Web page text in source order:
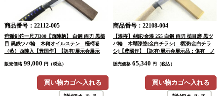
商品番号：22112-005
狩猟剣鉈一尺刀300【西陣柄】 白鋼 両刃 黒槌
目 黒鉄ツバ輪 木鞘オイルステン 樫柄巻
（藍）西陣入【豊国作】【訳有/展示会展示
上注文】
販売価格 99,000 円（税込）
買い物カゴへ入れる
商品番号：22108-004
【漆拵】剣鉈/金漆 255 白鋼 両刃 槌目磨 黒ツ
バ輪 木鞘漆塗(金白チラシ) 柄漆(金白チラ
シ)【豊國作】【訳有/展示会展示品：傷有 ノ
販売価格 65,340 円（税込）
買い物カゴへ入れる